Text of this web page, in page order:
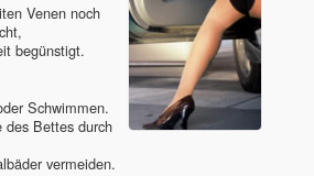
Venen noch
begünstigt.
Schwimmen.
des Bettes durch
vermeiden.